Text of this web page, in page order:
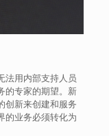
法用内部支持人员
的专家的期望。新
创新来创建和服务
的业务必须转化为